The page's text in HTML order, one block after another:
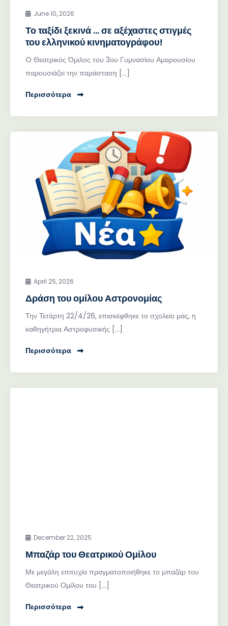
June 10, 2026
Το ταξίδι ξεκινά … σε αξέχαστες στιγμές
του ελληνικού κινηματογράφου!
O Θεατρικός Όμιλος του 3ου Γυμνασίου Αμαρουσίου
παρουσιάζει την παράσταση […]
Περισσότερα
April 25, 2026
Δράση του ομίλου Αστρονομίας
Την Τετάρτη 22/4/26, επισκέφθηκε το σχολείο μας, η
καθηγήτρια Αστροφυσικής […]
Περισσότερα
December 22, 2025
Μπαζάρ του Θεατρικού Ομίλου
Με μεγάλη επιτυχία πραγματοποιήθηκε το μπαζάρ του
Θεατρικού Ομίλου του […]
Περισσότερα